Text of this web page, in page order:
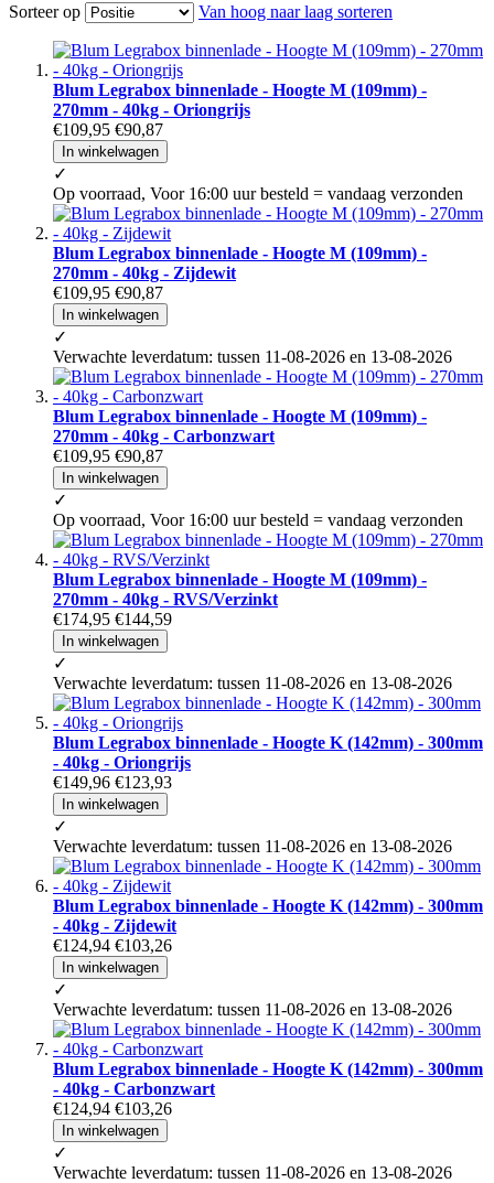
Sorteer op
Van hoog naar laag sorteren
Blum Legrabox binnenlade - Hoogte M (109mm) -
270mm - 40kg - Oriongrijs
€109,95 €90,87
In winkelwagen
✓
Op voorraad, Voor 16:00 uur besteld = vandaag verzonden
Blum Legrabox binnenlade - Hoogte M (109mm) -
270mm - 40kg - Zijdewit
€109,95 €90,87
In winkelwagen
✓
Verwachte leverdatum: tussen 11-08-2026 en 13-08-2026
Blum Legrabox binnenlade - Hoogte M (109mm) -
270mm - 40kg - Carbonzwart
€109,95 €90,87
In winkelwagen
✓
Op voorraad, Voor 16:00 uur besteld = vandaag verzonden
Blum Legrabox binnenlade - Hoogte M (109mm) -
270mm - 40kg - RVS/Verzinkt
€174,95 €144,59
In winkelwagen
✓
Verwachte leverdatum: tussen 11-08-2026 en 13-08-2026
Blum Legrabox binnenlade - Hoogte K (142mm) - 300mm
- 40kg - Oriongrijs
€149,96 €123,93
In winkelwagen
✓
Verwachte leverdatum: tussen 11-08-2026 en 13-08-2026
Blum Legrabox binnenlade - Hoogte K (142mm) - 300mm
- 40kg - Zijdewit
€124,94 €103,26
In winkelwagen
✓
Verwachte leverdatum: tussen 11-08-2026 en 13-08-2026
Blum Legrabox binnenlade - Hoogte K (142mm) - 300mm
- 40kg - Carbonzwart
€124,94 €103,26
In winkelwagen
✓
Verwachte leverdatum: tussen 11-08-2026 en 13-08-2026